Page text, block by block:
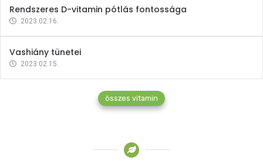
Rendszeres D-vitamin pótlás fontossága
2023.02.16.
Vashiány tünetei
2023.02.15.
összes vitamin